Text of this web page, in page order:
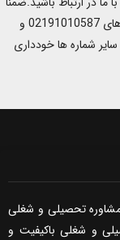
(کلیه تماس های این مجموعه فقط از طریق شماره های 02191010587 و
با سایر شماره ها خودداری
مشاوره تحصیلی و شغلی
و شغلی باکیفیت و